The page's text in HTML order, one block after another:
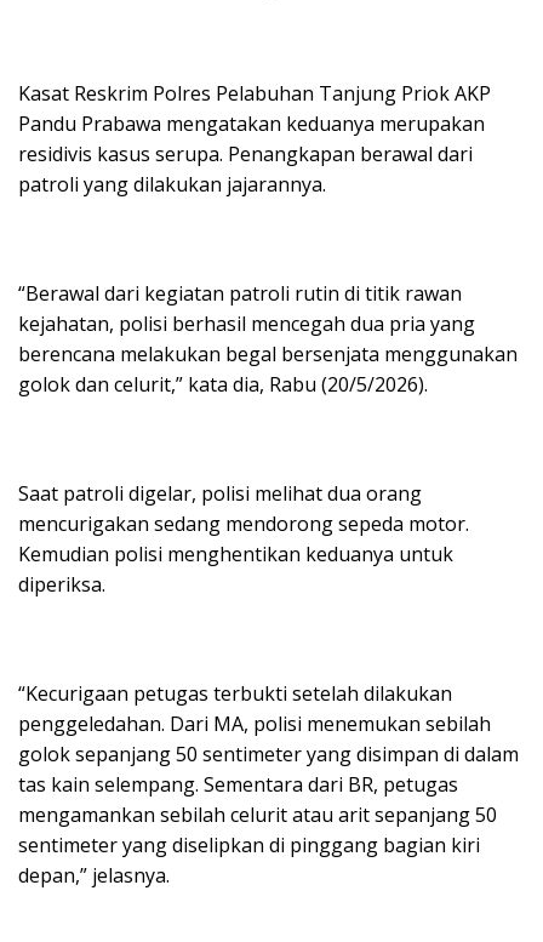
Kasat Reskrim Polres Pelabuhan Tanjung Priok AKP
Pandu Prabawa mengatakan keduanya merupakan
residivis kasus serupa. Penangkapan berawal dari
patroli yang dilakukan jajarannya.
“Berawal dari kegiatan patroli rutin di titik rawan
kejahatan, polisi berhasil mencegah dua pria yang
berencana melakukan begal bersenjata menggunakan
golok dan celurit,” kata dia, Rabu (20/5/2026).
Saat patroli digelar, polisi melihat dua orang
mencurigakan sedang mendorong sepeda motor.
Kemudian polisi menghentikan keduanya untuk
diperiksa.
“Kecurigaan petugas terbukti setelah dilakukan
penggeledahan. Dari MA, polisi menemukan sebilah
golok sepanjang 50 sentimeter yang disimpan di dalam
tas kain selempang. Sementara dari BR, petugas
mengamankan sebilah celurit atau arit sepanjang 50
sentimeter yang diselipkan di pinggang bagian kiri
depan,” jelasnya.